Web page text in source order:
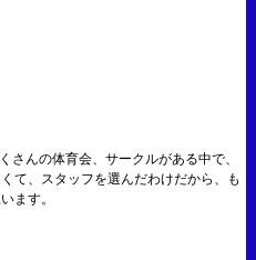
さんの体育会、サークルがある中で、
て、スタッフを選んだわけだから、も
ます。